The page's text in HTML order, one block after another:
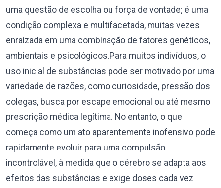
uma questão de escolha ou força de vontade; é uma
condição complexa e multifacetada, muitas vezes
enraizada em uma combinação de fatores genéticos,
ambientais e psicológicos.Para muitos indivíduos, o
uso inicial de substâncias pode ser motivado por uma
variedade de razões, como curiosidade, pressão dos
colegas, busca por escape emocional ou até mesmo
prescrição médica legítima. No entanto, o que
começa como um ato aparentemente inofensivo pode
rapidamente evoluir para uma compulsão
incontrolável, à medida que o cérebro se adapta aos
efeitos das substâncias e exige doses cada vez